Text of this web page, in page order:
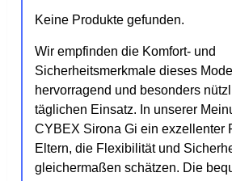
Keine Produkte gefunden.
Wir empfinden die Komfort- und
Sicherheitsmerkmale dieses
hervorragend und besonders
täglichen Einsatz. In unserer
CYBEX Sirona Gi ein exzellenter
Eltern, die Flexibilität und
gleichermaßen schätzen. Die